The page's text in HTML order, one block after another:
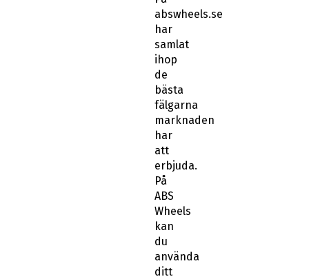
abswheels.se
har
samlat
ihop
de
bästa
fälgarna
marknaden
har
att
erbjuda.
På
ABS
Wheels
kan
du
använda
ditt